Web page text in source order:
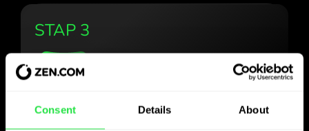
Consent Details About
STAP 3
Gebruik de gekozen